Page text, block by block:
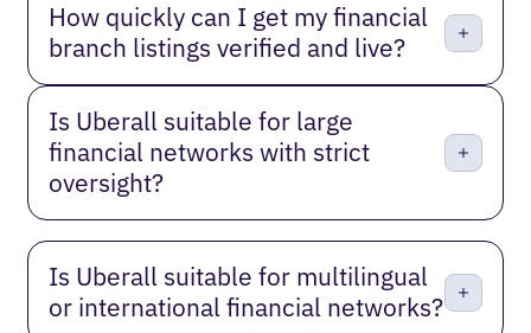
How quickly can I get my financial
branch listings verified and live?
Is Uberall suitable for large
financial networks with strict
oversight?
Is Uberall suitable for multilingual
or international financial networks?